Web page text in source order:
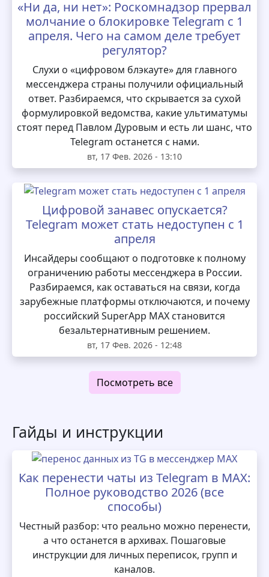
«Ни да, ни нет»: Роскомнадзор прервал
молчание о блокировке Telegram с 1
апреля. Чего на самом деле требует
регулятор?
Слухи о «цифровом блэкауте» для главного
мессенджера страны получили официальный
ответ. Разбираемся, что скрывается за сухой
формулировкой ведомства, какие ультиматумы
стоят перед Павлом Дуровым и есть ли шанс, что
Telegram останется с нами.
вт, 17 Фев. 2026 - 13:10
Цифровой занавес опускается?
Telegram может стать недоступен с 1
апреля
Инсайдеры сообщают о подготовке к полному
ограничению работы мессенджера в России.
Разбираемся, как оставаться на связи, когда
зарубежные платформы отключаются, и почему
российский SuperApp MAX становится
безальтернативным решением.
вт, 17 Фев. 2026 - 12:48
Посмотреть все
Гайды и инструкции
Как перенести чаты из Telegram в MAX:
Полное руководство 2026 (все
способы)
Честный разбор: что реально можно перенести,
а что останется в архивах. Пошаговые
инструкции для личных переписок, групп и
каналов.